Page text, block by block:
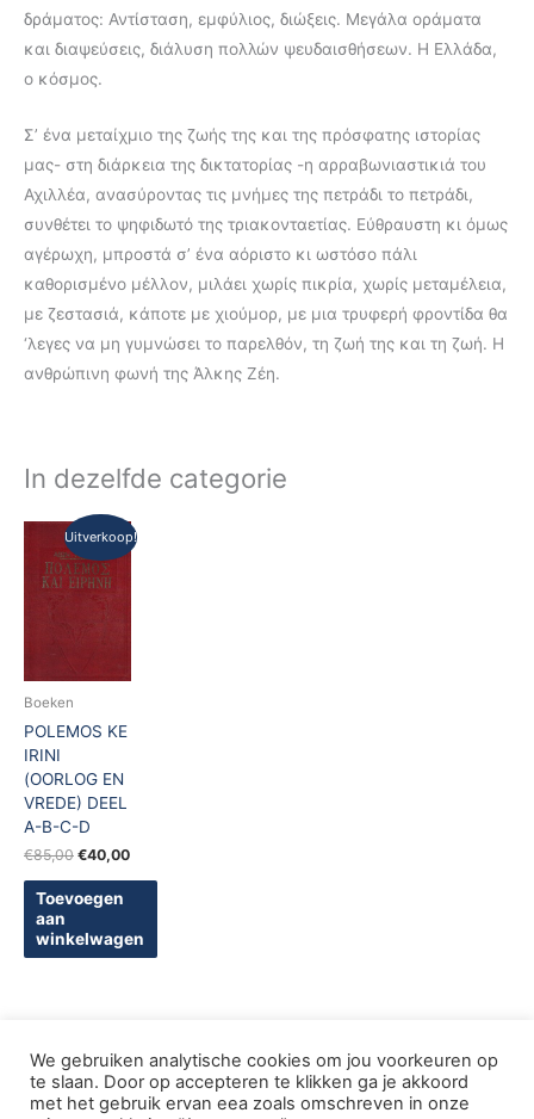
δράματος: Αντίσταση, εμφύλιος, διώξεις. Μεγάλα οράματα
και διαψεύσεις, διάλυση πολλών ψευδαισθήσεων. Η Ελλάδα,
ο κόσμος.
Σ’ ένα μεταίχμιο της ζωής της και της πρόσφατης ιστορίας
μας- στη διάρκεια της δικτατορίας -η αρραβωνιαστικιά του
Αχιλλέα, ανασύροντας τις μνήμες της πετράδι το πετράδι,
συνθέτει το ψηφιδωτό της τριακονταετίας. Εύθραυστη κι όμως
αγέρωχη, μπροστά σ’ ένα αόριστο κι ωστόσο πάλι
καθορισμένο μέλλον, μιλάει χωρίς πικρία, χωρίς μεταμέλεια,
με ζεστασιά, κάποτε με χιούμορ, με μια τρυφερή φροντίδα θα
‘λεγες να μη γυμνώσει το παρελθόν, τη ζωή της και τη ζωή. Η
ανθρώπινη φωνή της Άλκης Ζέη.
In dezelfde categorie
Uitverkoop!
Boeken
POLEMOS KE
IRINI
(OORLOG EN
VREDE) DEEL
A-B-C-D
€85,00
Oorspronkelijke
was:
€85,00.
€40,00
Huidige
prijs
Toevoegen
aan
winkelwagen
We gebruiken analytische cookies om jou voorkeuren op
te slaan. Door op accepteren te klikken ga je akkoord
met het gebruik ervan eea zoals omschreven in onze